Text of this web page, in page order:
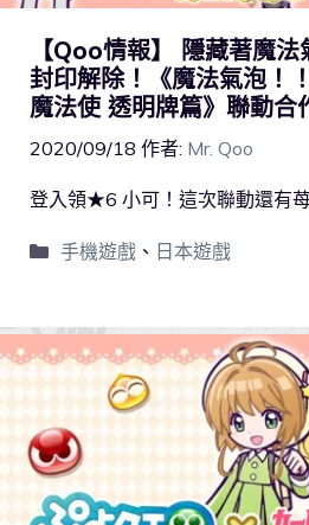
【Qoo情報】 隱藏著魔
封印解除！《魔法氣泡！
魔法使 透明牌篇》聯動合
2020/09/18 作者: Mr. Qoo
登入領★6 小可！這次聯動還有
手機遊戲、 日本遊戲